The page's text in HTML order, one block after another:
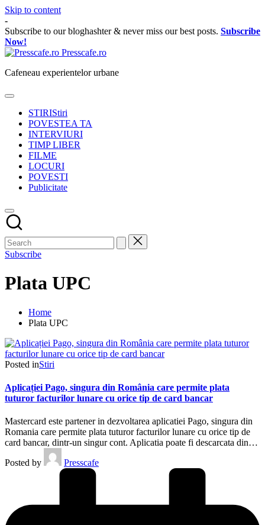
Skip to content
-
Subscribe to our bloghashter & never miss our best posts. Subscribe
Now!
Presscafe.ro
Cafeneau experientelor urbane
STIRIStiri
POVESTEA TA
INTERVIURI
TIMP LIBER
FILME
LOCURI
POVESTI
Publicitate
Subscribe
Plata UPC
Home
Plata UPC
Posted inStiri
Aplicației Pago, singura din România care permite plata
tuturor facturilor lunare cu orice tip de card bancar
Mastercard este partener in dezvoltarea aplicatiei Pago, singura din
Romania care permite plata tuturor facturilor lunare cu orice tip de
card bancar, dintr-un singur cont. Aplicatia poate fi descarcata din…
Posted by
Presscafe